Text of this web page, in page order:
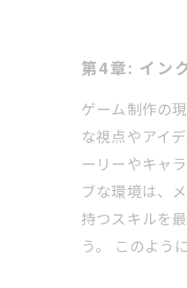
第4章: イン
ゲーム制作の
な視点やアイ
ーリーやキャ
ブな環境は、
持つスキルを
う。 このよう